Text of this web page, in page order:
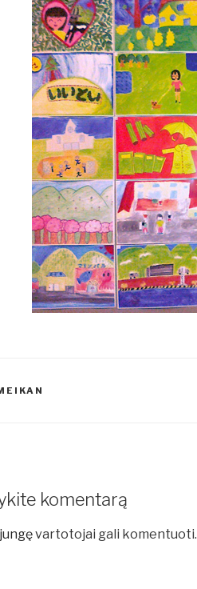
komentarą
vartotojai gali komentuoti.